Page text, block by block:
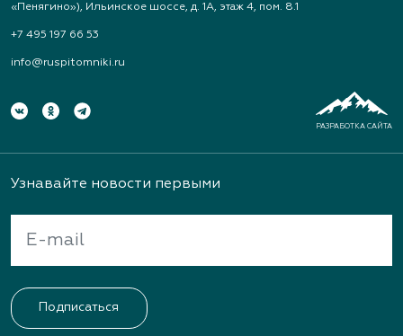
«Пенягино»), Ильинское шоссе, д. 1А, этаж 4, пом. 8.1
+7 495 197 66 53
info@ruspitomniki.ru
РАЗРАБОТКА САЙТА
Узнавайте новости первыми
Подписаться